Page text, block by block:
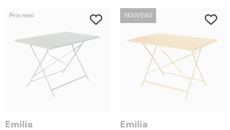
Prix mini
Emilia
NOUVEAU
Emilia